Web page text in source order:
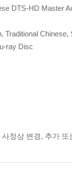
DTS-HD Master
Traditional Chinese,
ray Disc
정상 변경, 추가 또